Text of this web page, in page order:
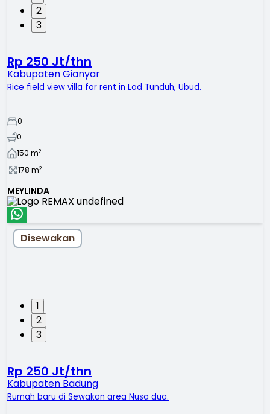
2
3
Rp 250 Jt/thn
Kabupaten Gianyar
Rice field view villa for rent in Lod Tunduh, Ubud.
0
0
150 m2
178 m2
MEYLINDA
1
2
3
Disewakan
Rp 250 Jt/thn
Kabupaten Badung
Rumah baru di Sewakan area Nusa dua.